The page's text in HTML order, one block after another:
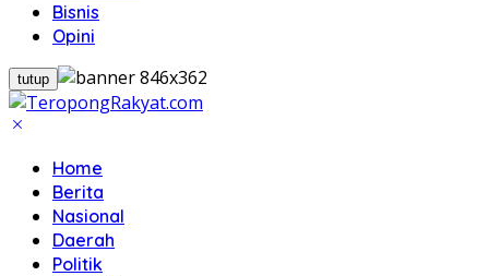
Bisnis
Opini
tutup
Home
Berita
Nasional
Daerah
Politik